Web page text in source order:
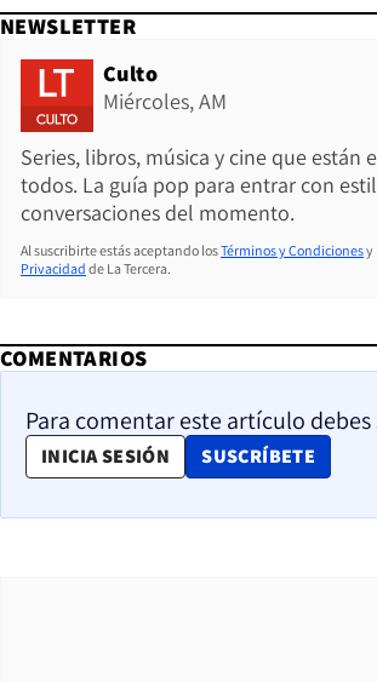
NEWSLETTER
Culto
Miércoles, AM
Series, libros, música y cine que están
todos. La guía pop para entrar con
conversaciones del momento.
Al suscribirte estás aceptando losTérminos y Condicionesy
Privacidad de La Tercera.
COMENTARIOS
Para comentar este artículo
INICIA SESIÓN SUSCRÍBETE
OPENS IN NEW